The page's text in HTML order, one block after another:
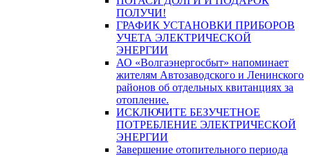
ПОЛУЧИ!
ГРАФИК УСТАНОВКИ ПРИБОРОВ
УЧЕТА ЭЛЕКТРИЧЕСКОЙ
ЭНЕРГИИ
АО «Волгаэнергосбыт» напоминает
жителям Автозаводского и Ленинского
районов об отдельных квитанциях за
отопление.
ИСКЛЮЧИТЕ БЕЗУЧЕТНОЕ
ПОТРЕБЛЕНИЕ ЭЛЕКТРИЧЕСКОЙ
ЭНЕРГИИ
Завершение отопительного периода